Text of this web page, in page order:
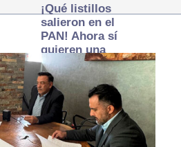
¡Qué listillos
salieron en el
PAN! Ahora sí
quieren una
Fiscalía
autónoma… y
transexenal